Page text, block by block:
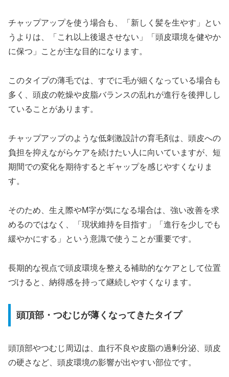
チャップアップを使う場合も、「新しく髪を生やす」とい
うよりは、「これ以上後退させない」「頭皮環境を健やか
に保つ」ことが主な目的になります。
このタイプの薄毛では、すでに毛が細くなっている場合も
多く、頭皮の乾燥や皮脂バランスの乱れが進行を後押しし
ていることがあります。
チャップアップのような低刺激設計の育毛剤は、頭皮への
負担を抑えながらケアを続けたい人に向いていますが、短
期間での変化を期待するとギャップを感じやすくなりま
す。
そのため、生え際やM字が気になる場合は、強い改善を求
めるのではなく、「現状維持を目指す」「進行を少しでも
緩やかにする」という意識で使うことが重要です。
長期的な視点で頭皮環境を整える補助的なケアとして位置
づけると、納得感を持って継続しやすくなります。
頭頂部・つむじが薄くなってきたタイプ
頭頂部やつむじ周辺は、血行不良や皮脂の過剰分泌、頭皮
の硬さなど、頭皮環境の影響が出やすい部位です。